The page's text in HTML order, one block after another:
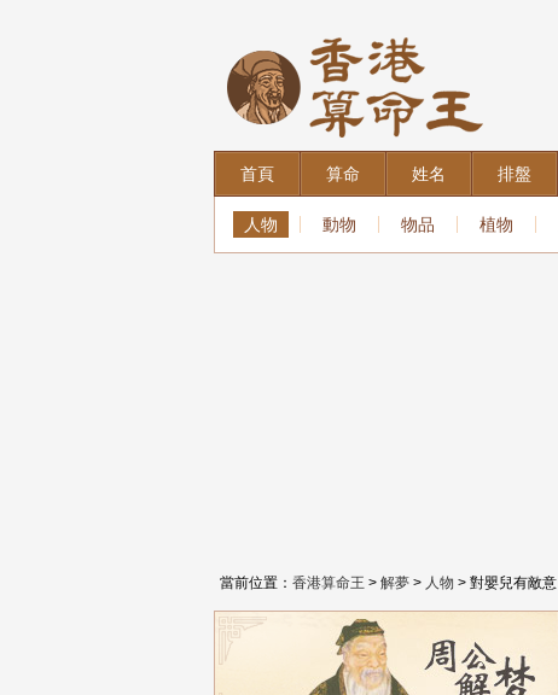
首頁 算命 姓名 排盤
人物 動物 物品 植物
當前位置： 香港算命王 > 解夢 > 人物 > 對嬰兒有敵意